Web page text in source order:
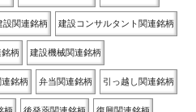
設関連銘柄 建設コンサルタント関連銘柄
銘柄 建設機械関連銘柄
銘柄 弁当関連銘柄 引っ越し関連銘柄